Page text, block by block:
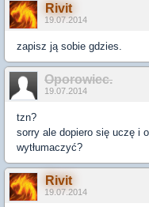
Rivit
19.07.2014
zapisz ją sobie gdzies.
Oporowiec.
19.07.2014
tzn?
sorry ale dopiero się uczę i
wytłumaczyć?
Rivit
19.07.2014